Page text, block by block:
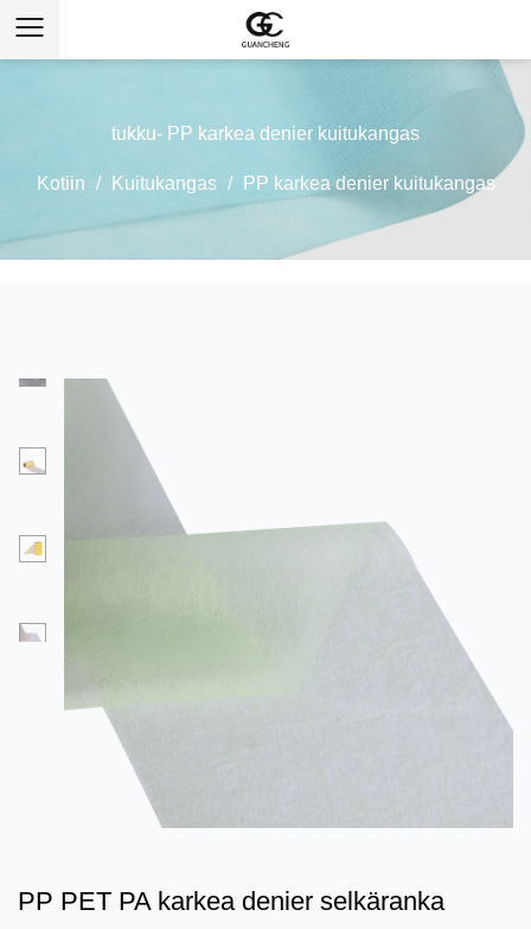
tukku- PP karkea denier kuitukangas
Kotiin / Kuitukangas / PP karkea denier kuitukangas
PP PET PA karkea denier selkäranka